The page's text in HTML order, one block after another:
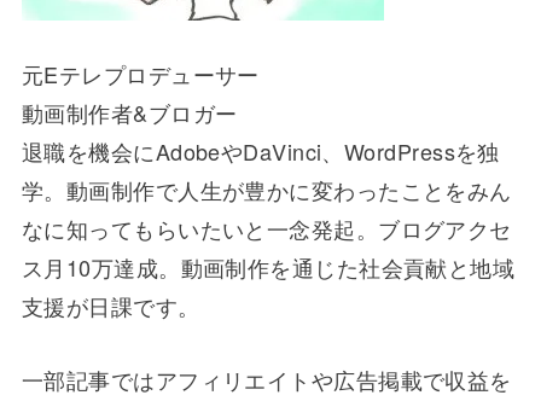
元Eテレプロデューサー
動画制作者&ブロガー
退職を機会にAdobeやDaVinci、WordPressを独
学。動画制作で人生が豊かに変わったことをみん
なに知ってもらいたいと一念発起。ブログアクセ
ス月10万達成。動画制作を通じた社会貢献と地域
支援が日課です。
一部記事ではアフィリエイトや広告掲載で収益を